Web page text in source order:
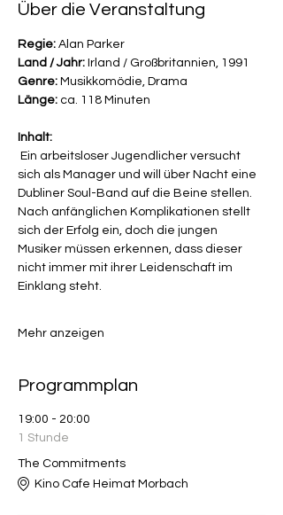
Über die Veranstaltung
Regie: Alan Parker
Land / Jahr: Irland / Großbritannien, 1991
Genre: Musikkomödie, Drama
Länge: ca. 118 Minuten
Inhalt:
sich als Manager und will über Nacht eine
Dubliner Soul-Band auf die Beine stellen.
Nach anfänglichen Komplikationen stellt
sich der Erfolg ein, doch die jungen
Musiker müssen erkennen, dass dieser
nicht immer mit ihrer Leidenschaft im
Einklang steht.
Mehr anzeigen
Programmplan
19:00 - 20:00
1 Stunde
The Commitments
Kino Cafe Heimat Morbach